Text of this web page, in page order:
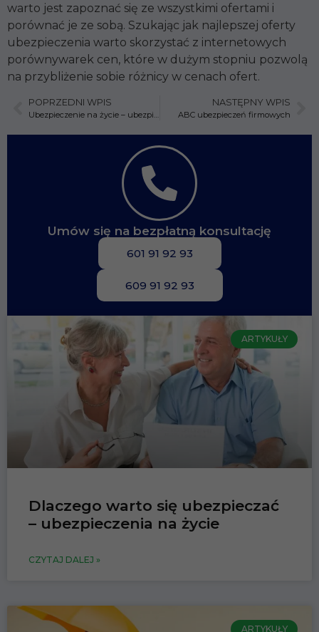
Umów się na bezpłatną konsultację
601 91 92 93
609 91 92 93
ARTYKUŁY
Dlaczego warto się ubezpieczać
– ubezpieczenia na życie
CZYTAJ DALEJ »
ARTYKUŁY
warto jest zapoznać się ze wszystkimi ofertami i
porównać je ze sobą. Szukając jak najlepszej oferty
ubezpieczenia warto skorzystać z internetowych
porównywarek cen, które w dużym stopniu pozwolą
na przybliżenie sobie różnicy w cenach ofert.
POPRZEDNI WPIS
Ubezpieczenie na życie – ubezpiecz się jak najszybciej
NASTĘPNY WPIS
ABC ubezpieczeń firmowych